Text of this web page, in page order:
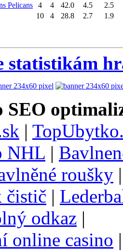
Pelicans 4 4 42.0 4.5
2.5
10 4 28.8 2.7 1.9
statistikám
SEO
|
NHL |
roušky
čistič |
odkaz |
online casino